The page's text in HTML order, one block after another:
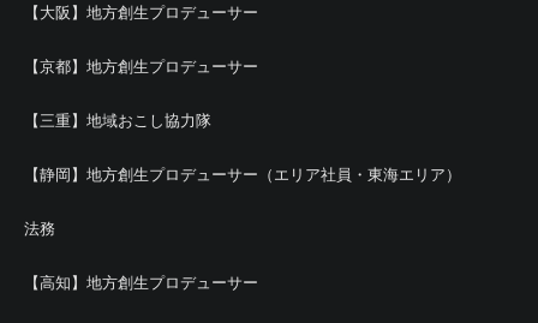
【大阪】地方創生プロデューサー
【京都】地方創生プロデューサー
【三重】地域おこし協力隊
【静岡】地方創生プロデューサー（エリア社員・東海エリア）
法務
【高知】地方創生プロデューサー